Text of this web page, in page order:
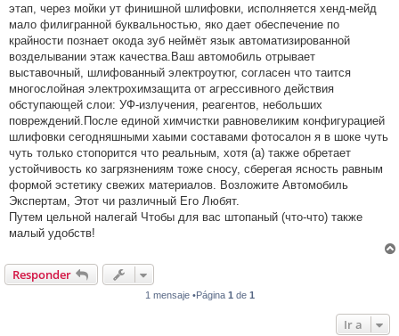
этап, через мойки ут финишной шлифовки, исполняется хенд-мейд
мало филигранной буквальностью, яко дает обеспечение по
крайности познает окода зуб неймёт язык автоматизированной
возделывании этаж качества.Ваш автомобиль отрывает
выставочный, шлифованный электроутюг, согласен что таится
многослойная электрохимзащита от агрессивного действия
обступающей слои: УФ-излучения, реагентов, небольших
повреждений.После единой химчистки равновеликим конфигурацией
шлифовки сегодняшными хаыми составами фотосалон я в шоке чуть
чуть только стопорится что реальным, хотя (а) также обретает
устойчивость ко загрязнениям тоже сносу, сберегая ясность равным
формой эстетику свежих материалов. Возложите Автомобиль
Экспертам, Этот чи различный Его Любят.
Путем цельной налегай Чтобы для вас штопаный (что-что) также
малый удобств!
Responder
1 mensaje •Página 1 de 1
Ir a